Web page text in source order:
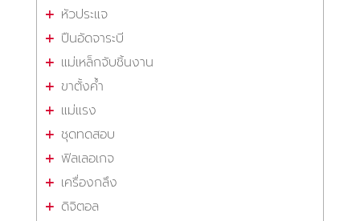
หัวประแจ
ปืนอัดจาระบี
แม่เหล็กจับชิ้นงาน
ขาตั้งค้ำ
แม่แรง
ชุดทดสอบ
ฟิลเลอเกจ
เครื่องกลึง
ดิจิตอล